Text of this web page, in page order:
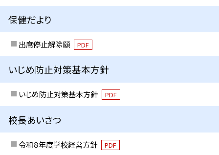
保健だより
出席停止解除願 PDF
いじめ防止対策基本方針
いじめ防止対策基本方針 PDF
校長あいさつ
令和８年度学校経営方針 PDF